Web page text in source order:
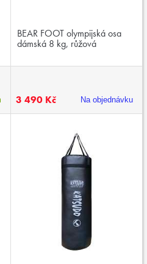
BEAR FOOT olympijská osa
dámská 8 kg, růžová
3 490 Kč Na objednávku